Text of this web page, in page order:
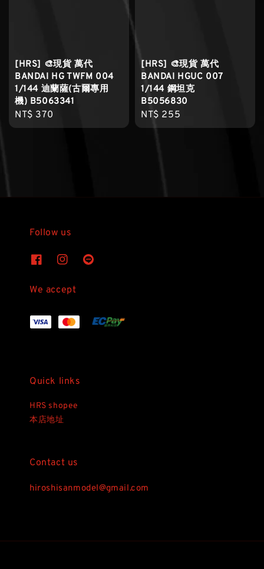
[HRS] 🎨現貨 萬代
BANDAI HG TWFM 004
1/144 迪蘭薩(古爾專用
機) B5063341
Regular
price
NT$ 370
[HRS] 🎨現貨 萬代
BANDAI HGUC 007
1/144 鋼坦克
B5056830
Regular
price
NT$ 255
Follow us
We accept
Quick links
HRS shopee
本店地址
Contact us
hiroshisanmodel@gmail.com